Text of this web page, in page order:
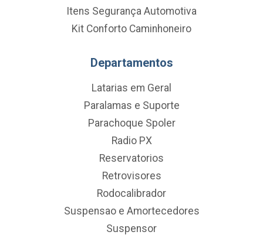
Itens Segurança Automotiva
Kit Conforto Caminhoneiro
Departamentos
Latarias em Geral
Paralamas e Suporte
Parachoque Spoler
Radio PX
Reservatorios
Retrovisores
Rodocalibrador
Suspensao e Amortecedores
Suspensor